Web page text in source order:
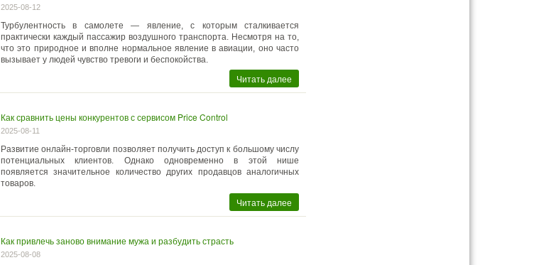
2025-08-12
Турбулентность в самолете — явление, с которым сталкивается
практически каждый пассажир воздушного транспорта. Несмотря на то,
что это природное и вполне нормальное явление в авиации, оно часто
вызывает у людей чувство тревоги и беспокойства.
Читать далее
Как сравнить цены конкурентов с сервисом Price Control
2025-08-11
Развитие онлайн-торговли позволяет получить доступ к большому числу
потенциальных клиентов. Однако одновременно в этой нише
появляется значительное количество других продавцов аналогичных
товаров.
Читать далее
Как привлечь заново внимание мужа и разбудить страсть
2025-08-08